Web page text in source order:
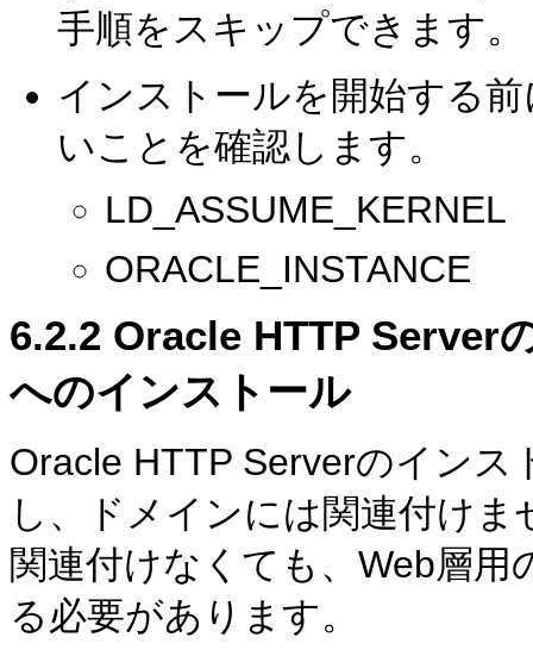
手順をスキップできます。
インストールを開始する
いことを確認します。
LD_ASSUME_KERNEL
ORACLE_INSTANCE
6.2.2 Oracle HTTP Server
へのインストール
Oracle HTTP Serverのイン
し、ドメインには関連付け
関連付けなくても、Web層
る必要があります。